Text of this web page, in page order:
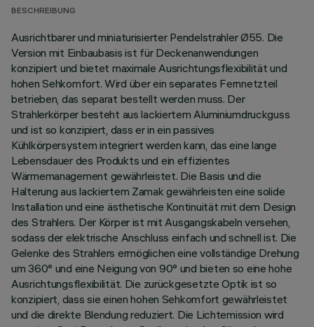
BESCHREIBUNG
Ausrichtbarer und miniaturisierter Pendelstrahler Ø55. Die
Version mit Einbaubasis ist für Deckenanwendungen
konzipiert und bietet maximale Ausrichtungsflexibilität und
hohen Sehkomfort. Wird über ein separates Fernnetzteil
betrieben, das separat bestellt werden muss. Der
Strahlerkörper besteht aus lackiertem Aluminiumdruckguss
und ist so konzipiert, dass er in ein passives
Kühlkörpersystem integriert werden kann, das eine lange
Lebensdauer des Produkts und ein effizientes
Wärmemanagement gewährleistet. Die Basis und die
Halterung aus lackiertem Zamak gewährleisten eine solide
Installation und eine ästhetische Kontinuität mit dem Design
des Strahlers. Der Körper ist mit Ausgangskabeln versehen,
sodass der elektrische Anschluss einfach und schnell ist. Die
Gelenke des Strahlers ermöglichen eine vollständige Drehung
um 360° und eine Neigung von 90° und bieten so eine hohe
Ausrichtungsflexibilität. Die zurückgesetzte Optik ist so
konzipiert, dass sie einen hohen Sehkomfort gewährleistet
und die direkte Blendung reduziert. Die Lichtemission wird